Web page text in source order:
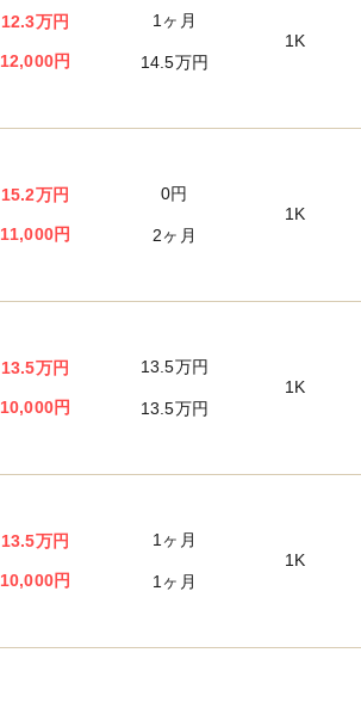
12.3万円
12,000円
1ヶ月
14.5万円
1K
15.2万円
11,000円
0円
2ヶ月
1K
13.5万円
10,000円
13.5万円
13.5万円
1K
13.5万円
10,000円
1ヶ月
1ヶ月
1K